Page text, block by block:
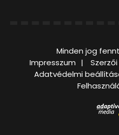
Minden jog
Impresszum
Adatvédelmi